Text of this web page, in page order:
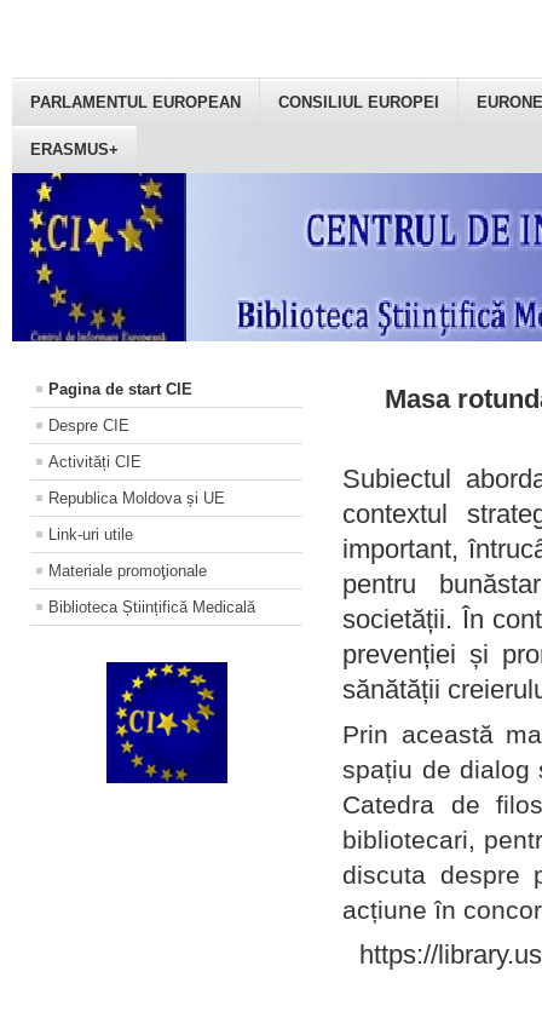
PARLAMENTUL EUROPEAN CONSILIUL EUROPEI
ERASMUS+
Pagina de start CIE
Despre CIE
Activități CIE
Republica Moldova și UE
Link-uri utile
Materiale promoţionale
Biblioteca Științifică Medicală
Masa
Subiectul
contextul
important,
pentru
societății. În
prevenției și
sănătății
Prin această
spațiu de dialog
Catedra de
bibliotecari,
discuta despre
acțiune în
https://